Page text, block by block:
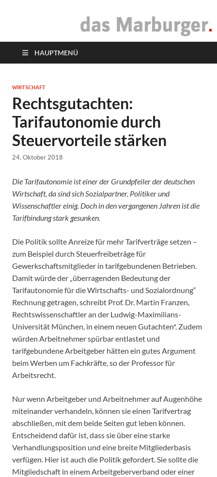
das Marburger.
HAUPTMENÜ
WIRTSCHAFT
Rechtsgutachten:
Tarifautonomie durch
Steuervorteile stärken
24. Oktober 2018
Die Tarifautonomie ist einer der Grundpfeiler der deutschen
Wirtschaft, da sind sich Sozialpartner, Politiker und
Wissenschaftler einig. Doch in den vergangenen Jahren ist die
Tarifbindung stark gesunken.
Die Politik sollte Anreize für mehr Tarifverträge setzen –
zum Beispiel durch Steuerfreibeträge für
Gewerkschaftsmitglieder in tarifgebundenen Betrieben.
Damit würde der „überragenden Bedeutung der
Tarifautonomie für die Wirtschafts- und Sozialordnung“
Rechnung getragen, schreibt Prof. Dr. Martin Franzen,
Rechtswissenschaftler an der Ludwig-Maximilians-
Universität München, in einem neuen Gutachten*. Zudem
würden Arbeitnehmer spürbar entlastet und
tarifgebundene Arbeitgeber hätten ein gutes Argument
beim Werben um Fachkräfte, so der Professor für
Arbeitsrecht.
Nur wenn Arbeitgeber und Arbeitnehmer auf Augenhöhe
miteinander verhandeln, können sie einen Tarifvertrag
abschließen, mit dem beide Seiten gut leben können.
Entscheidend dafür ist, dass sie über eine starke
Verhandlungsposition und eine breite Mitgliederbasis
verfügen. Hier ist auch die Politik gefordert. Sie sollte die
Mitgliedschaft in einem Arbeitgeberverband oder einer